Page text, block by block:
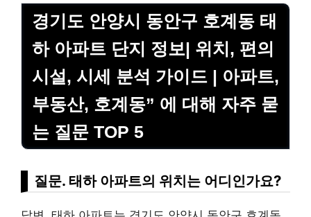
경기도 안양시 동안구 호계동 태
하 아파트 단지 정보| 위치, 편의
시설, 시세 분석 가이드 | 아파트,
부동산, 호계동” 에 대해 자주 묻
는 질문 TOP 5
질문. 태하 아파트의 위치는 어디인가요?